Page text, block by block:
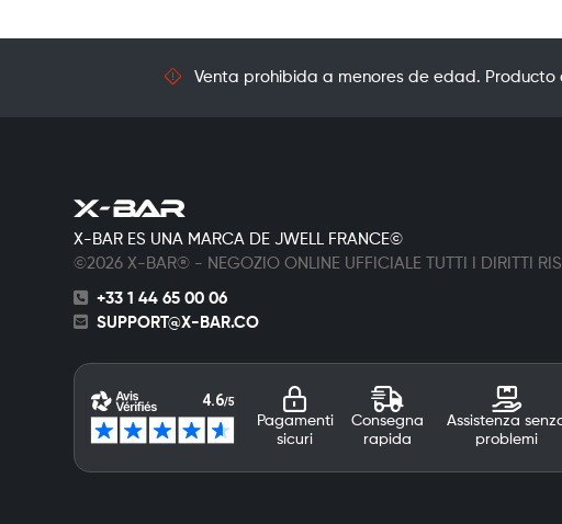
Venta prohibida a menores de edad. Producto
X-BAR ES UNA MARCA DE JWELL FRANCE©
©2026 X-BAR® - NEGOZIO ONLINE UFFICIALE TUTTI I DIRITTI
+33 1 44 65 00 06
SUPPORT@X-BAR.CO
Pagamenti
sicuri
Consegna
rapida
Assistenza
problemi